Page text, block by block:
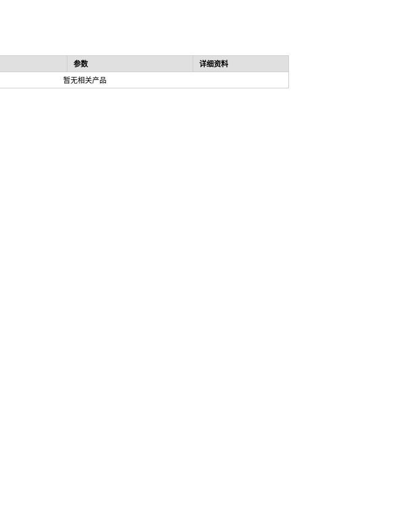
参数
详细资料
暂无相关产品